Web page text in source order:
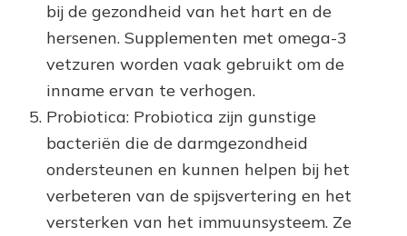
bij de gezondheid van het hart en de
hersenen. Supplementen met omega-3
vetzuren worden vaak gebruikt om de
inname ervan te verhogen.
Probiotica: Probiotica zijn gunstige
bacteriën die de darmgezondheid
ondersteunen en kunnen helpen bij het
verbeteren van de spijsvertering en het
versterken van het immuunsysteem. Ze